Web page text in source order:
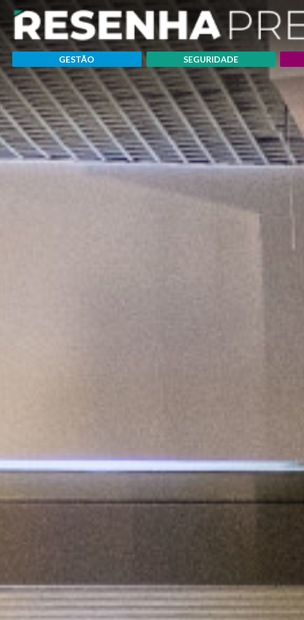
GESTÃO SEGURIDADE